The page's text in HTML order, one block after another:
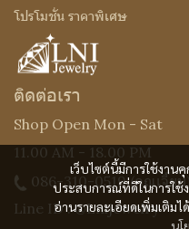
เว็บไซต์นี้มีการใช้งาน
ประสบการณ์ที่ดีในการใช้
อ่านรายละเอียดเพิ่มเติมไ
นโ
โปรโมชั่น ราคาพิเศษ
ติดต่อเรา
Shop Open Mon - Sat
11.00 AM - 18.00 PM
086-310-0519(คุณเจี๊ยบ
Line ID : @Lnijewelry